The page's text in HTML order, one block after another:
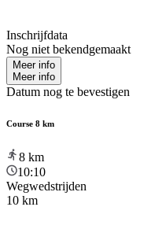
Inschrijfdata
Nog niet bekendgemaakt
Meer info
Meer info
Datum nog te bevestigen
Course 8 km
8 km
10:10
Wegwedstrijden
10 km